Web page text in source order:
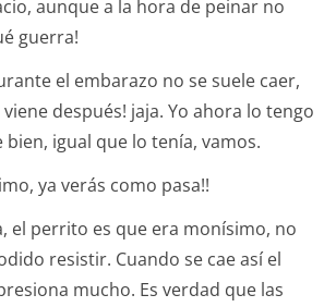
aunque a la hora de peinar no
guerra!
el embarazo no se suele caer,
después! jaja. Yo ahora lo tengo
bien, igual que lo tenía, vamos.
ya verás como pasa!!
el perrito es que era monísimo, no
resistir. Cuando se cae así el
mucho. Es verdad que las